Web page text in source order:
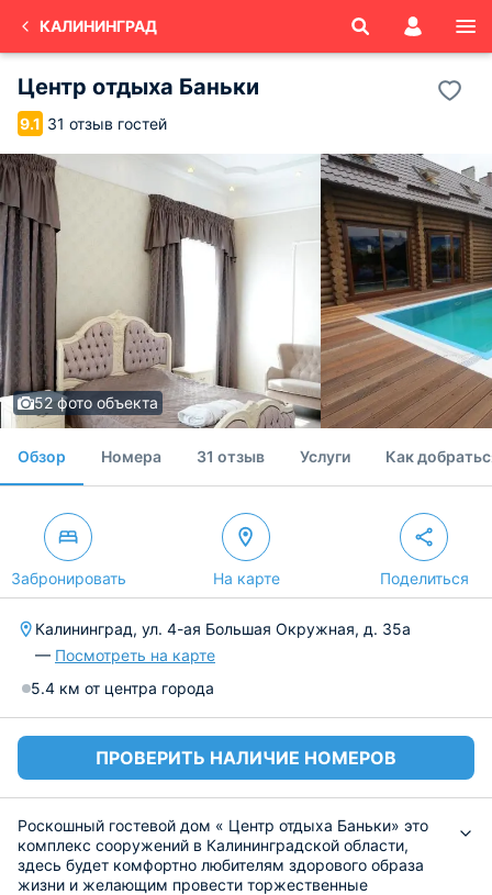
КАЛИНИНГРАД
Центр отдыха Баньки
9.1 31 отзыв гостей
52 фото объекта
Обзор Номера 31 отзыв Услуги Как
Забронировать На карте Поделиться
Калининград, ул. 4-ая Большая Окружная, д. 35а
— Посмотреть на карте
5.4 км от центра города
ПРОВЕРИТЬ НАЛИЧИЕ НОМЕРОВ
Роскошный гостевой дом « Центр отдыха Баньки» это
комплекс сооружений в Калининградской области,
здесь будет комфортно любителям здорового образа
жизни и желающим провести торжественные